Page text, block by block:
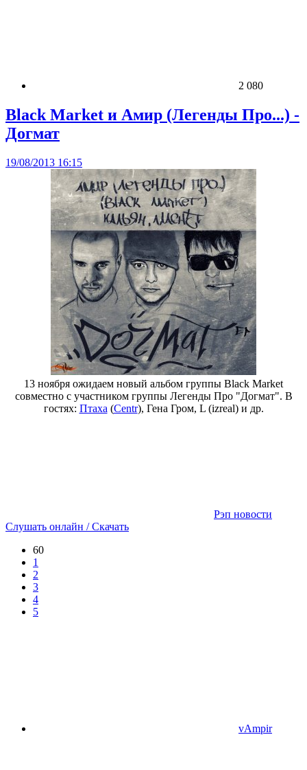
2 080
Black Market и Амир (Легенды Про...) -
Догмат
19/08/2013 16:15
13 ноября ожидаем новый альбом группы Black Market
совместно с участником группы Легенды Про "Догмат". В
гостях: Птаха (Centr), Гена Гром, L (izreal) и др.
Рэп новости
Слушать онлайн / Скачать
60
1
2
3
4
5
vAmpir